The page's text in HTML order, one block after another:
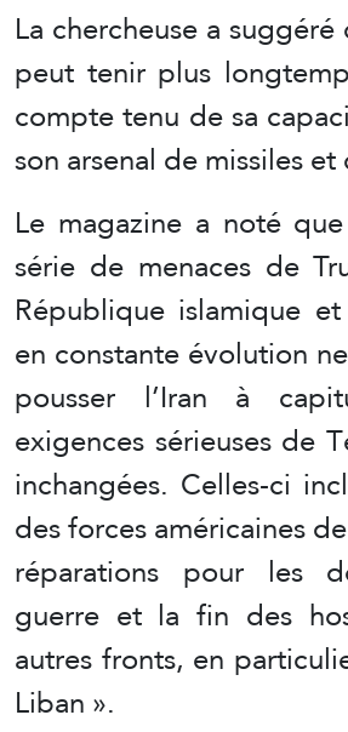
La chercheuse a
peut tenir plus
compte tenu de sa
son arsenal de missiles
Le magazine a noté
série de menaces de
République islamique
en constante évolution
pousser l’Iran à
exigences sérieuses de
inchangées. Celles-ci
des forces américaines
réparations pour les
guerre et la fin des
autres fronts, en
Liban ».